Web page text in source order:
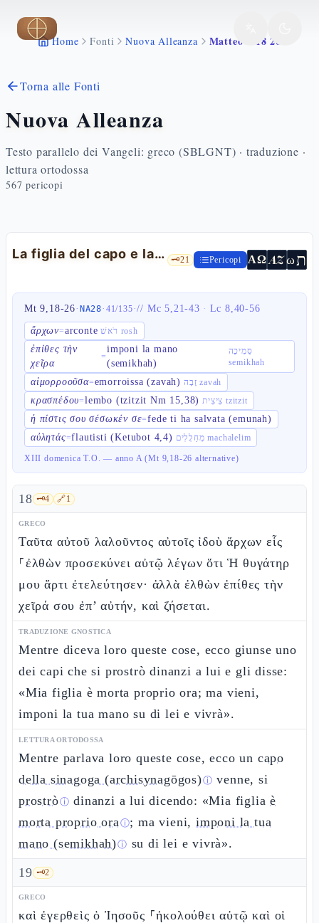
Vai al contenuto principale
Home Fonti Nuova Alleanza Matteo 9 18 26
Torna alle Fonti
Nuova Alleanza
Testo parallelo dei Vangeli: greco (SBLGNT) · traduzione ·
lettura ortodossa
567 pericopi
La figlia del capo e la donna emorroissa 🗝️21 Pericopi ΑΩ AZωת
Mt 9,18-26· NA28· 41/135·// Mc 5,21-43 · Lc 8,40-56
ἄρχων=arconte רֹאשׁ rosh
ἐπίθες τὴν
χεῖρα
=
imponi la mano
(semikhah)
סְמִיכָה
semikhah
αἱμορροοῦσα=emorroissa (zavah) זָבָה zavah
κρασπέδου=lembo (tzitzit Nm 15,38) צִיצִית tzitzit
ἡ πίστις σου σέσωκέν σε=fede ti ha salvata (emunah)
αὐλητάς=flautisti (Ketubot 4,4) מְחַלֲלִים machalelim
XIII domenica T.O. — anno A (Mt 9,18-26 alternative)
18 🗝️4 🔗1
GRECO
Ταῦτα αὐτοῦ λαλοῦντος αὐτοῖς ἰδοὺ ἄρχων εἷς
⸀ἐλθὼν προσεκύνει αὐτῷ λέγων ὅτι Ἡ θυγάτηρ
μου ἄρτι ἐτελεύτησεν· ἀλλὰ ἐλθὼν ἐπίθες τὴν
χεῖρά σου ἐπ’ αὐτήν, καὶ ζήσεται.
TRADUZIONE GNOSTICA
Mentre diceva loro queste cose, ecco giunse uno
dei capi che si prostrò dinanzi a lui e gli disse:
«Mia figlia è morta proprio ora; ma vieni,
imponi la tua mano su di lei e vivrà».
LETTURA ORTODOSSA
Mentre parlava loro queste cose, ecco un capo
della sinagoga (archisynagōgos)ⓘ venne, si
prostròⓘ dinanzi a lui dicendo: «Mia figliaè
morta proprio oraⓘ; ma vieni,imponi la tua
mano (semikhah)ⓘ su di lei e vivrà».
19 🗝️2
GRECO
καὶ ἐγερθεὶς ὁ Ἰησοῦς ⸀ἠκολούθει αὐτῷ καὶ οἱ